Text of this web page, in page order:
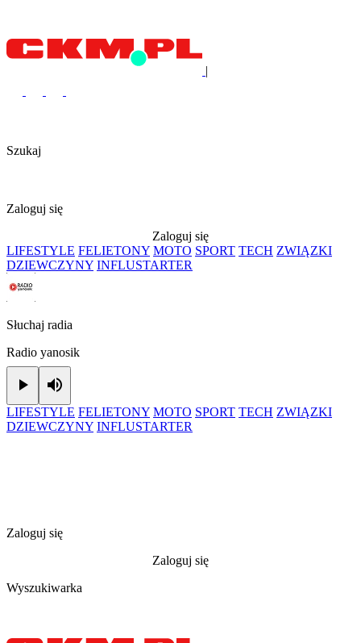
|
Szukaj
Zaloguj się
Zaloguj się
LIFESTYLE FELIETONY MOTO SPORT TECH ZWIĄZKI
DZIEWCZYNY INFLUSTARTER
Słuchaj radia
Radio yanosik
Play
LIFESTYLE FELIETONY MOTO SPORT TECH ZWIĄZKI
DZIEWCZYNY INFLUSTARTER
Zaloguj się
Zaloguj się
Wyszukiwarka